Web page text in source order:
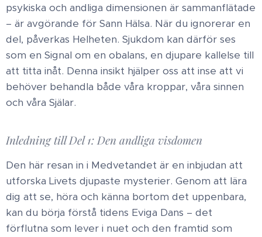
psykiska och andliga dimensionen är sammanflätade
– är avgörande för Sann Hälsa. När du ignorerar en
del, påverkas Helheten. Sjukdom kan därför ses
som en Signal om en obalans, en djupare kallelse till
att titta inåt. Denna insikt hjälper oss att inse att vi
behöver behandla både våra kroppar, våra sinnen
och våra Själar.
Inledning till Del 1: Den andliga visdomen
Den här resan in i Medvetandet är en inbjudan att
utforska Livets djupaste mysterier. Genom att lära
dig att se, höra och känna bortom det uppenbara,
kan du börja förstå tidens Eviga Dans – det
förflutna som lever i nuet och den framtid som